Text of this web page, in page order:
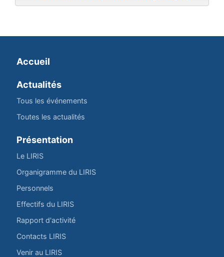
Accueil
Actualités
Tous les événements
Toutes les actualités
Présentation
Le LIRIS
Organigramme du LIRIS
Personnels
Effectifs du LIRIS
Rapport d'activité
Contacts LIRIS
Venir au LIRIS